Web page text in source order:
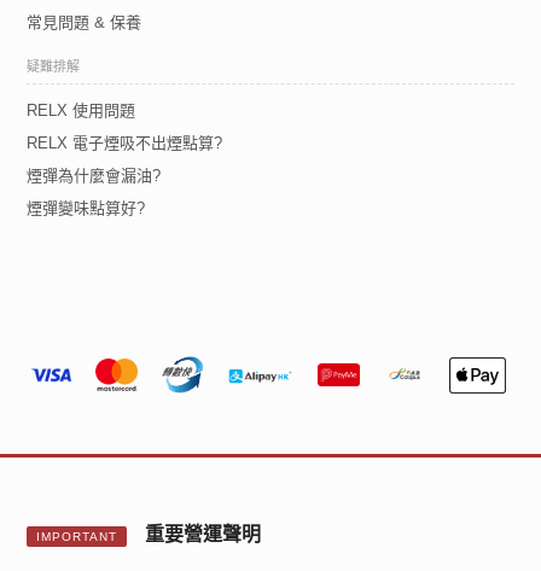
常見問題 & 保養
疑難排解
RELX 使用問題
RELX 電子煙吸不出煙點算?
煙彈為什麼會漏油?
煙彈變味點算好?
IMPORTANT 重要營運聲明